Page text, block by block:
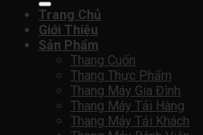
Trang Chủ
Giới Thiệu
Sản Phẩm
Thang Cuốn
Thang Thực Phẩm
Thang Máy Gia Đình
Thang Máy Tải Hàng
Thang Máy Tải Khách